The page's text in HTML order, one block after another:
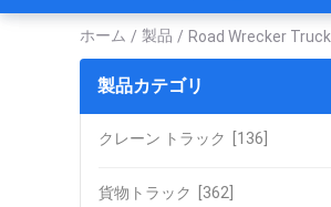
ホーム / 製品 / Road Wrecker Truck
製品カテゴリ
クレーン トラック [136]
貨物トラック [362]